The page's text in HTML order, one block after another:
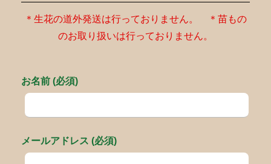
＊生花の道外発送は行っておりません。 ＊苗もの
のお取り扱いは行っておりません。
お名前 (必須)
メールアドレス (必須)